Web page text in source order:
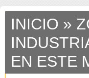
INICIO »
EN ESTE